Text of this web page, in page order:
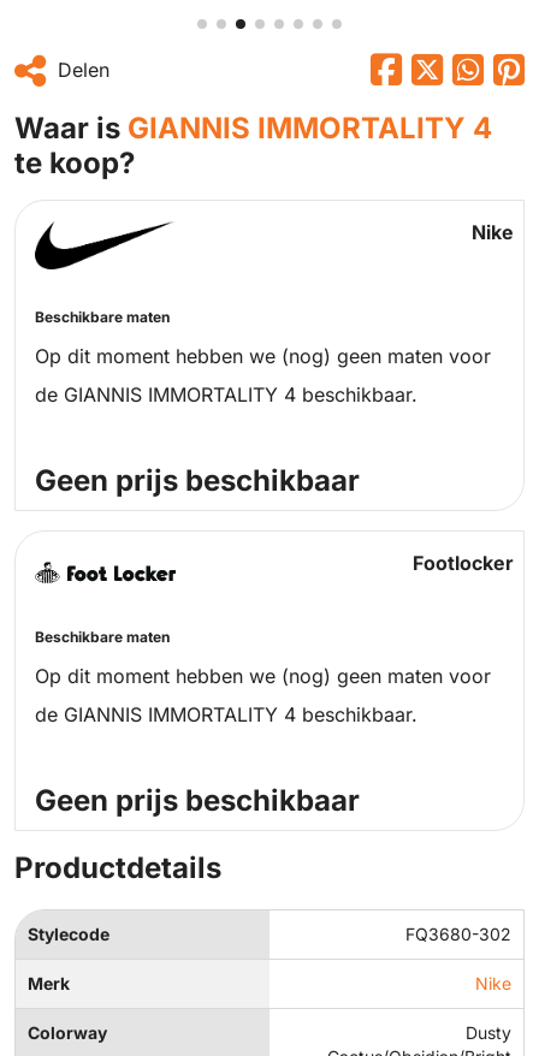
Delen
Waar is GIANNIS IMMORTALITY 4
te koop?
Nike
Beschikbare maten
Op dit moment hebben we (nog) geen maten voor
de GIANNIS IMMORTALITY 4 beschikbaar.
Geen prijs beschikbaar
Footlocker
Beschikbare maten
Op dit moment hebben we (nog) geen maten voor
de GIANNIS IMMORTALITY 4 beschikbaar.
Geen prijs beschikbaar
Productdetails
Stylecode FQ3680-302
Merk Nike
Colorway
Dusty